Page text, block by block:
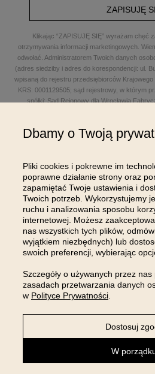
ZAPISUJĘ
Klikając “ZAPISUJĘ SIĘ” wyrażam chęć
otrzymywania informacji marketingowych.
odwołać. Administratorem Twoich danych
(adres siedziby i adres do korespondencji: ul.
wpisaną do rejestru przedsiębiorców
KRS: 0001129505; sąd rejestrowy, w którym
spółki: Sąd Rejonowy dla Wrocławia
poczty elektronicznej: sklep@room99.pl.
OBSŁUGA
INFORMACJE
MOJE
Sklep internetowy
powered by:
Dbamy o Twoją
Pliki cookies i pokrewne im
poprawne działanie strony oraz
zapamiętać Twoje ustawienia i
Twoich potrzeb. Wykorzystujemy
ruchu i analizowania sposobu
internetowej. Możesz
nas wszystkich tych plików,
wyjątkiem niezbędnych) lub
swoich preferencji, wybierając
Szczegóły o używanych przez
zasadach przetwarzania danych
w Polityce Prywatności
W
Dostosuj